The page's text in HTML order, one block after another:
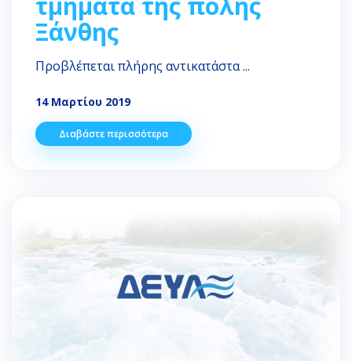
Ξάνθης
Προβλέπεται πλήρης αντικατάστα ...
14 Μαρτίου 2019
Διαβάστε περισσότερα